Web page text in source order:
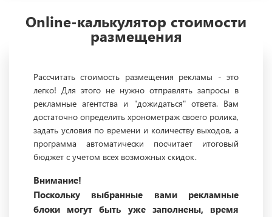
Online-калькулятор стоимости
размещения
Рассчитать стоимость размещения рекламы - это
легко! Для этого не нужно отправлять запросы в
рекламные агентства и "дожидаться" ответа. Вам
достаточно определить хронометраж своего ролика,
задать условия по времени и количеству выходов, а
программа автоматически посчитает итоговый
бюджет с учетом всех возможных скидок.
Внимание!
Поскольку выбранные вами рекламные
блоки могут быть уже заполнены, время